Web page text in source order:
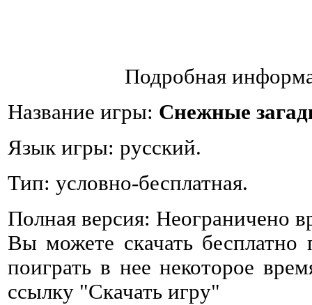
Подробная
Название игры: Снежные
Язык игры: русский.
Тип: условно-бесплатная.
Полная версия: Неограничено
Вы можете скачать
поиграть в нее некоторое
ссылку "Скачать игру"